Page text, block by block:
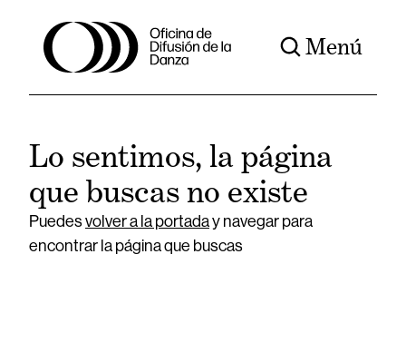
Menú
Lo sentimos, la página
que buscas no existe
Puedesvolver a la portaday navegar para
encontrar la página que buscas